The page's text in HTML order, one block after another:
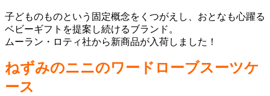
子どものものという固定概念をくつがえし、おとなも心躍る
ベビーギフトを提案し続けるブランド。
ムーラン・ロティ社から新商品が入荷しました！
ねずみのニニのワードローブスーツケ
ース